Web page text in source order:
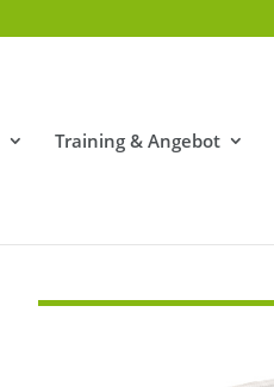
Training & Angebot